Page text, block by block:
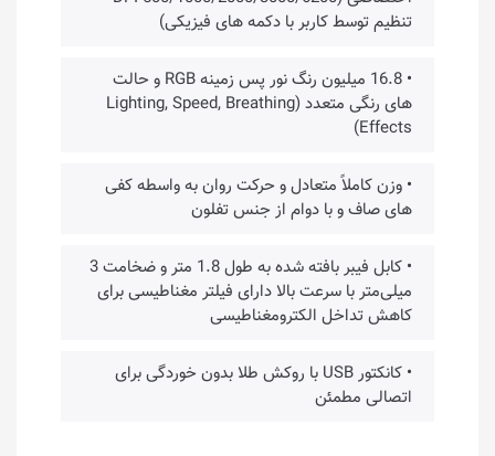
تنظیم توسط کاربر با دکمه های فیزیکی)
• 16.8 میلیون رنگ نور پس زمینه RGB و حالت
های رنگی متعدد (Lighting, Speed, Breathing
Effects)
• وزن کاملاً متعادل و حرکت روان به واسطه کفی
های صاف و با دوام از جنس تفلون
• کابل فیبر بافته شده به طول 1.8 متر و ضخامت 3
میلی‌متر با سرعت بالا دارای فیلتر مغناطیسی برای
کاهش تداخل الکترومغناطیسی
• کانکتور USB با روکش طلا بدون خوردگی برای
اتصالی مطمئن